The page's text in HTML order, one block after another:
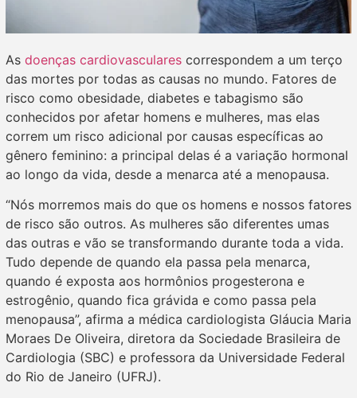
As doenças cardiovasculares correspondem a um terço
das mortes por todas as causas no mundo. Fatores de
risco como obesidade, diabetes e tabagismo são
conhecidos por afetar homens e mulheres, mas elas
correm um risco adicional por causas específicas ao
gênero feminino: a principal delas é a variação hormonal
ao longo da vida, desde a menarca até a menopausa.
“Nós morremos mais do que os homens e nossos fatores
de risco são outros. As mulheres são diferentes umas
das outras e vão se transformando durante toda a vida.
Tudo depende de quando ela passa pela menarca,
quando é exposta aos hormônios progesterona e
estrogênio, quando fica grávida e como passa pela
menopausa”, afirma a médica cardiologista Gláucia Maria
Moraes De Oliveira, diretora da Sociedade Brasileira de
Cardiologia (SBC) e professora da Universidade Federal
do Rio de Janeiro (UFRJ).